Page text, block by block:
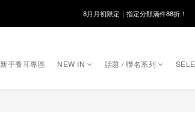
8月月初限定｜指定分類滿件88折！
線在，好事發生｜祈願新品 第2件享9折
8月月初限定｜指定分類滿件88折！
手養耳專區 NEW IN 話題 / 聯名系列